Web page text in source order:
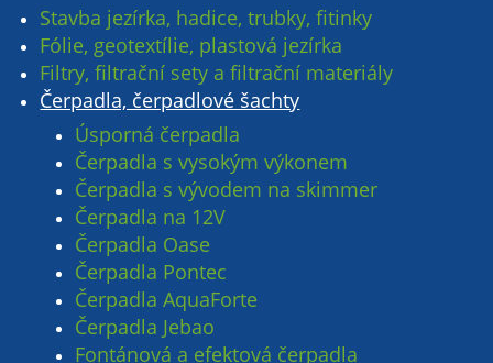
Stavba jezírka, hadice, trubky, fitinky
Fólie, geotextílie, plastová jezírka
Filtry, filtrační sety a filtrační materiály
Čerpadla, čerpadlové šachty
Úsporná čerpadla
Čerpadla s vysokým výkonem
Čerpadla s vývodem na skimmer
Čerpadla na 12V
Čerpadla Oase
Čerpadla Pontec
Čerpadla AquaForte
Čerpadla Jebao
Fontánová a efektová čerpadla